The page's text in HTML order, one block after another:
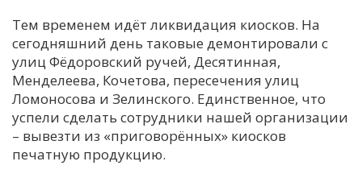
Тем временем идёт ликвидация киосков. На
сегодняшний день таковые демонтировали с
улиц Фёдоровский ручей, Десятинная,
Менделеева, Кочетова, пересечения улиц
Ломоносова и Зелинского. Единственное, что
успели сделать сотрудники нашей организации
– вывезти из «приговорённых» киосков
печатную продукцию.